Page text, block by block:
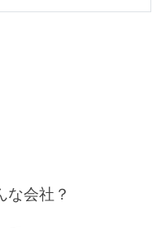
ツールで管理している
マージは Pull Request
ンドで実行できる）
備されている
な会社？